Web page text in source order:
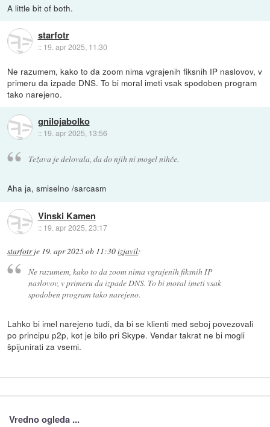
A little bit of both.
starfotr
:: 19. apr 2025, 11:30
Ne razumem, kako to da zoom nima vgrajenih fiksnih IP naslovov, v
primeru da izpade DNS. To bi moral imeti vsak spodoben program
tako narejeno.
gnilojabolko
:: 19. apr 2025, 13:56
Težava je delovala, da do njih ni mogel nihče.
Aha ja, smiselno /sarcasm
Vinski Kamen
:: 19. apr 2025, 23:17
starfotrje 19. apr 2025 ob 11:30izjavil:
Ne razumem, kako to da zoom nima vgrajenih fiksnih IP
naslovov, v primeru da izpade DNS. To bi moral imeti vsak
spodoben program tako narejeno.
Lahko bi imel narejeno tudi, da bi se klienti med seboj povezovali
po principu p2p, kot je bilo pri Skype. Vendar takrat ne bi mogli
špijunirati za vsemi.
Vredno ogleda ...